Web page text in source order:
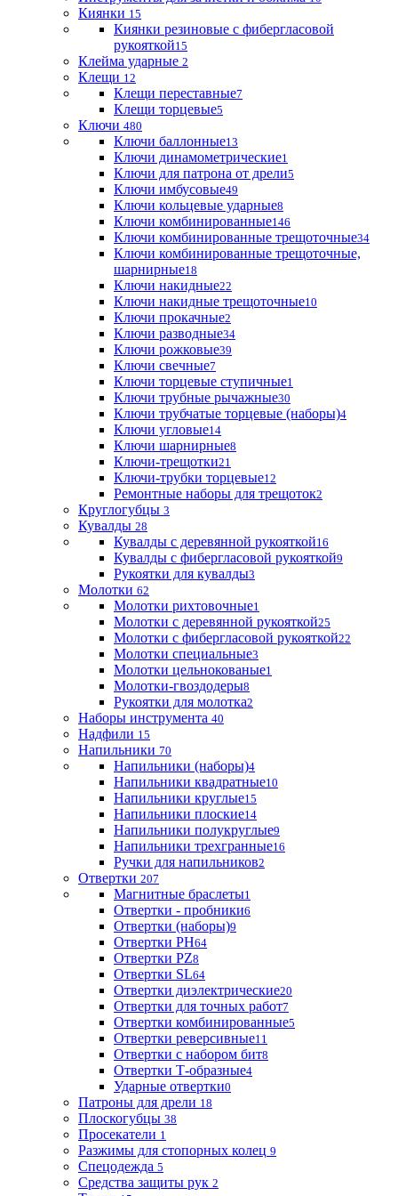
Киянки 15
Киянки резиновые с фибергласовой
рукояткой15
Клейма ударные 2
Клещи 12
Клещи переставные7
Клещи торцевые5
Ключи 480
Ключи баллонные13
Ключи динамометрические1
Ключи для патрона от дрели5
Ключи имбусовые49
Ключи кольцевые ударные8
Ключи комбинированные146
Ключи комбинированные трещоточные34
Ключи комбинированные трещоточные,
шарнирные18
Ключи накидные22
Ключи накидные трещоточные10
Ключи прокачные2
Ключи разводные34
Ключи рожковые39
Ключи свечные7
Ключи торцевые ступичные1
Ключи трубные рычажные30
Ключи трубчатые торцевые (наборы)4
Ключи угловые14
Ключи шарнирные8
Ключи-трещотки21
Ключи-трубки торцевые12
Ремонтные наборы для трещоток2
Круглогубцы 3
Кувалды 28
Кувалды с деревянной рукояткой16
Кувалды с фибергласовой рукояткой9
Рукоятки для кувалды3
Молотки 62
Молотки рихтовочные1
Молотки с деревянной рукояткой25
Молотки с фибергласовой рукояткой22
Молотки специальные3
Молотки цельнокованые1
Молотки-гвоздодеры8
Рукоятки для молотка2
Наборы инструмента 40
Надфили 15
Напильники 70
Напильники (наборы)4
Напильники квадратные10
Напильники круглые15
Напильники плоские14
Напильники полукруглые9
Напильники трехгранные16
Ручки для напильников2
Отвертки 207
Магнитные браслеты1
Отвертки - пробники6
Отвертки (наборы)9
Отвертки PH64
Отвертки PZ8
Отвертки SL64
Отвертки диэлектрические20
Отвертки для точных работ7
Отвертки комбинированные5
Отвертки реверсивные11
Отвертки с набором бит8
Отвертки Т-образные4
Ударные отвертки0
Патроны для дрели 18
Плоскогубцы 38
Просекатели 1
Разжимы для стопорных колец 9
Спецодежда 5
Средства защиты рук 2